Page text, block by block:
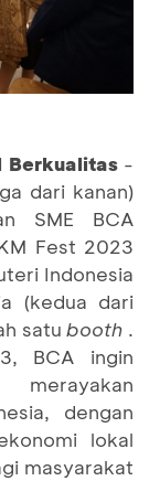
Berkualitas -
dari kanan)
SME BCA
Fest 2023
Indonesia
(kedua dari
satubooth .
BCA ingin
dengan
lokal
masyarakat